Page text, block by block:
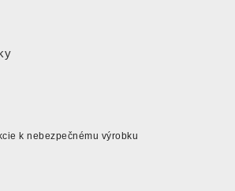
k nebezpečnému výrobku